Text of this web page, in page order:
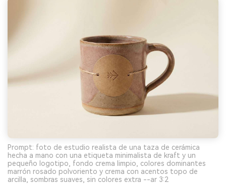
Prompt: foto de estudio realista de una taza de cerámica
hecha a mano con una etiqueta minimalista de kraft y un
pequeño logotipo, fondo crema limpio, colores dominantes
marrón rosado polvoriento y crema con acentos topo de
arcilla, sombras suaves, sin colores extra --ar 3:2